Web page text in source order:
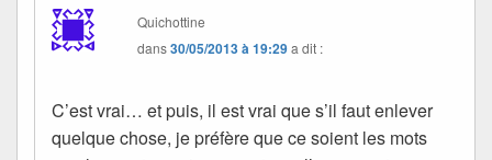
Quichottine
dans30/05/2013 à 19:29a dit :
C’est vrai… et puis, il est vrai que s’il faut enlever
quelque chose, je préfère que ce soient les mots